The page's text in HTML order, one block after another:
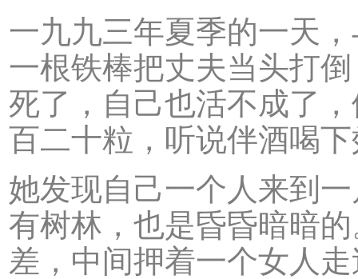
一九九三年夏季的一天
一根铁棒把丈夫当头打
死了，自己也活不成了
百二十粒，听说伴酒喝
她发现自己一个人来到
有树林，也是昏昏暗暗
差，中间押着一个女人